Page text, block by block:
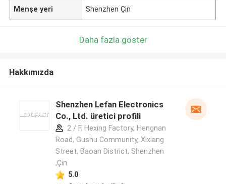
Menşe yeri Shenzhen Çin
Daha fazla göster
Hakkımızda
Shenzhen Lefan Electronics
Co., Ltd. üretici profili
2 / F, Hexing Factory, Hengnan
Road, Gushu Community, Xixiang
Street, Baoan District, Shenzhen
,Çin
5.0